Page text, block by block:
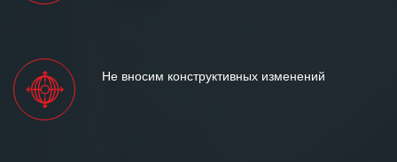
Не вносим конструктивных изменений